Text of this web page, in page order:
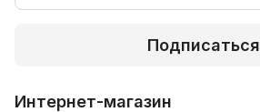
Подписаться
Интернет-магазин